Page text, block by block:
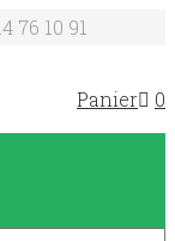
76 10 91
Panier 0